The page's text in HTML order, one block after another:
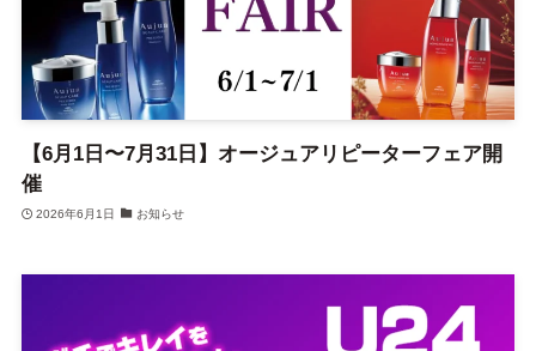
【6月1日〜7月31日】オージュアリピーターフェア開
催
2026年6月1日 お知らせ